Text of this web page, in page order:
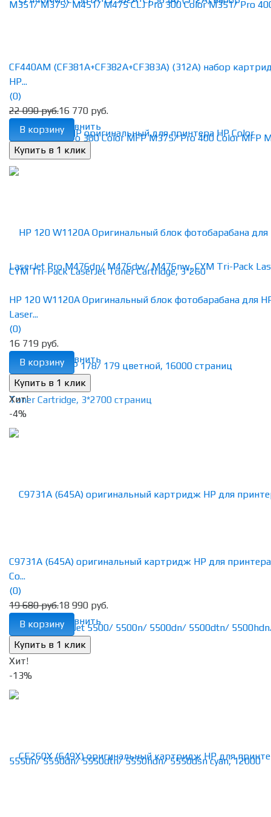
избранное сравнить
CF440AM (CF381A+CF382A+CF383A) (312A) набор
HP...
(0)
22 090 руб.16 770 руб.
В корзину
избранное сравнить
HP 120 W1120A Оригинальный блок фотобарабана для
Laser...
(0)
16 719 руб.
В корзину
Хит!
-4%
избранное сравнить
C9731A (645A) оригинальный картридж HP для
Co...
(0)
19 680 руб.18 990 руб.
В корзину
Хит!
-13%